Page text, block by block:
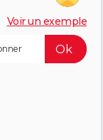
Voir un exemple